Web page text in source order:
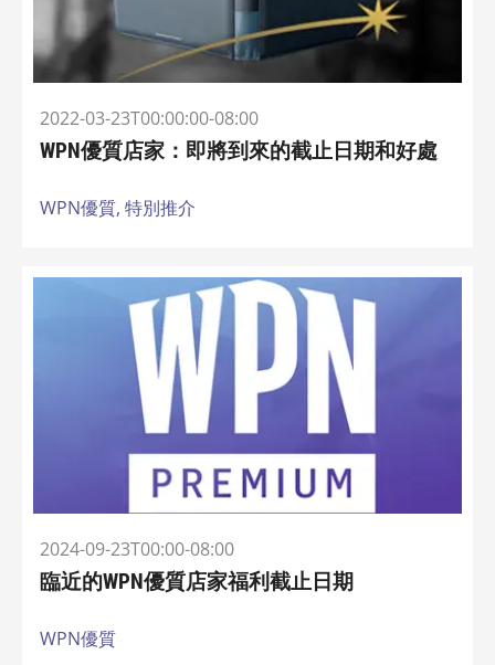
2022-03-23T00:00:00-08:00
WPN優質店家：即將到來的截止日期和好處
WPN優質, 特別推介
2024-09-23T00:00-08:00
臨近的WPN優質店家福利截止日期
WPN優質